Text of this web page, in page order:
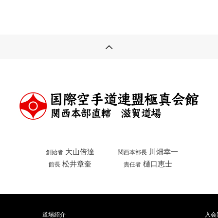
創始者 大山倍達 関西本部長 川畑幸一
館長 松井章奎 責任者 樋口恵士
道場紹介 入